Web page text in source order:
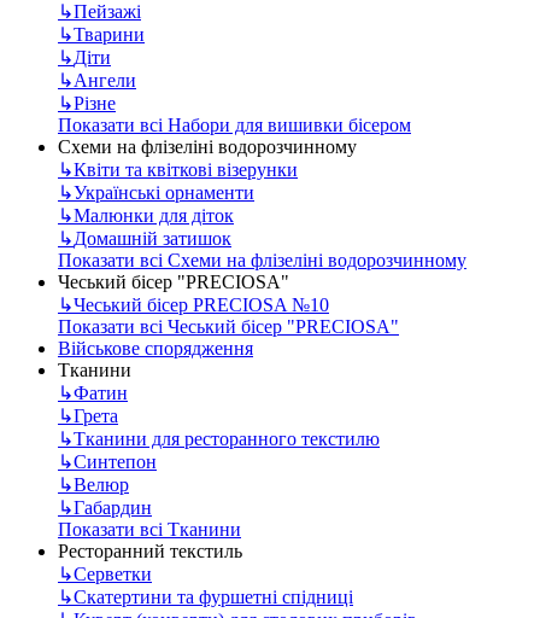
↳Пейзажі
↳Тварини
↳Діти
↳Ангели
↳Різне
Показати всі Набори для вишивки бісером
Схеми на флізеліні водорозчинному
↳Квіти та квіткові візерунки
↳Українські орнаменти
↳Малюнки для діток
↳Домашній затишок
Показати всі Схеми на флізеліні водорозчинному
Чеський бісер "PRECIOSA"
↳Чеський бісер PRECIOSA №10
Показати всі Чеський бісер "PRECIOSA"
Військове спорядження
Тканини
↳Фатин
↳Грета
↳Тканини для ресторанного текстилю
↳Синтепон
↳Велюр
↳Габардин
Показати всі Тканини
Ресторанний текстиль
↳Серветки
↳Скатертини та фуршетні спідниці